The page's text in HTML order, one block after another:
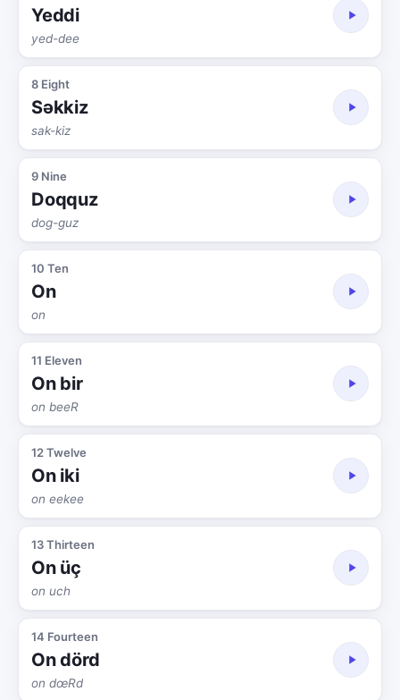
Yeddi
yed-dee
8 Eight
Səkkiz
sak-kiz
9 Nine
Doqquz
dog-guz
10 Ten
On
on
11 Eleven
On bir
on beeR
12 Twelve
On iki
on eekee
13 Thirteen
On üç
on uch
14 Fourteen
On dörd
on dœRd